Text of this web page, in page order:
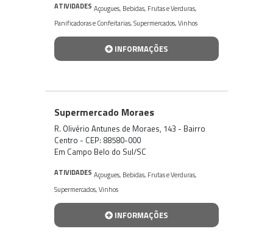
ATIVIDADES Açougues, Bebidas, Frutas e Verduras,
Panificadoras e Confeitarias,Supermercados,Vinhos
INFORMAÇÕES
Supermercado Moraes
R. Olivério Antunes de Moraes, 143 - Bairro
Centro - CEP: 88580-000
Em Campo Belo do Sul/SC
ATIVIDADES Açougues, Bebidas, Frutas e Verduras,
Supermercados,Vinhos
INFORMAÇÕES